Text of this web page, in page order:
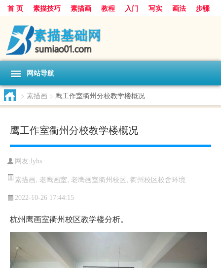
首 页 素描技巧 素描画 教程 入门 写实 画法
步骤
基础
超写实
网站导航
> 素描画 > 鹰工作室衢州分校教学楼概况
鹰工作室衢州分校教学楼概况
网友:lyhs
素描画, 老鹰画室, 老鹰画室衢州校区, 衢州校区校舍环境
2022-10-26 17:44:15
杭州鹰画室衢州校区教学楼分析。